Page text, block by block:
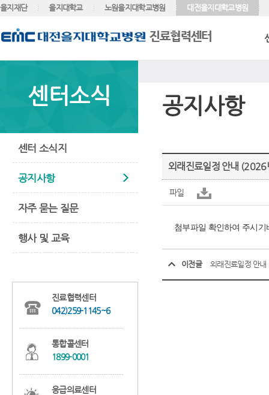
을지재단 을지대학교 노원을지대학교병원 대전을지대학교병원
센터소식
센터 소식지
공지사항
자주 묻는 질문
행사 및 교육
진료협력센터
042)259-1145~6
통합콜센터
1899-0001
응급의료센터
공지사항
외래진료일정 안내 (2026
파일
첨부파일 확인하여 주시기
이전글 외래진료일정 안